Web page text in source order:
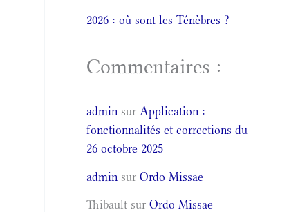
2026 : où sont les Ténèbres ?
Commentaires :
admin surApplication :
fonctionnalités et corrections du
26 octobre 2025
admin surOrdo Missae
Thibault surOrdo Missae